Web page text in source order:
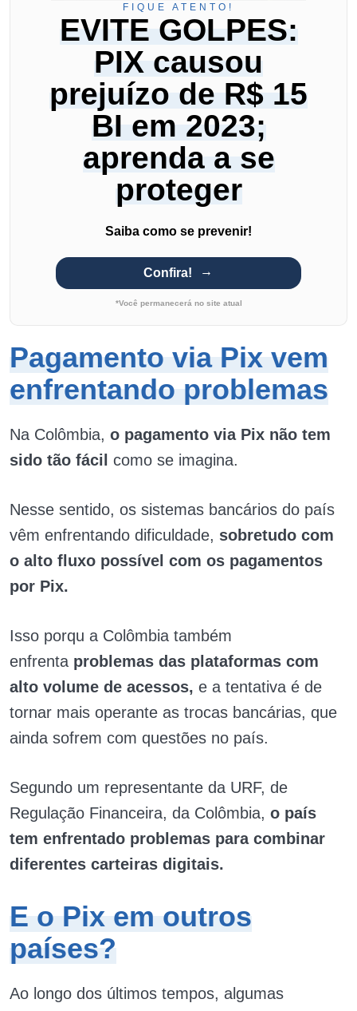
FIQUE ATENTO!
EVITE GOLPES:
PIX causou
prejuízo de R$ 15
BI em 2023;
aprenda a se
proteger
Saiba como se prevenir!
Confira!
*Você permanecerá no site atual
Pagamento via Pix vem
enfrentando problemas
Na Colômbia, o pagamento via Pix não tem
sido tão fácil como se imagina.
Nesse sentido, os sistemas bancários do país
vêm enfrentando dificuldade, sobretudo com
o alto fluxo possível com os pagamentos
por Pix.
Isso porqu a Colômbia também
enfrenta problemas das plataformas com
alto volume de acessos, e a tentativa é de
tornar mais operante as trocas bancárias, que
ainda sofrem com questões no país.
Segundo um representante da URF, de
Regulação Financeira, da Colômbia, o país
tem enfrentado problemas para combinar
diferentes carteiras digitais.
E o Pix em outros
países?
Ao longo dos últimos tempos, algumas